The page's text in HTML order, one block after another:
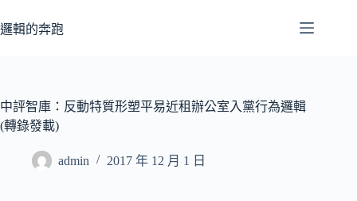
至
容
邏輯的奔跑
中評智庫：反動特質形塑平易近租辦公室入黨行為邏輯
(轉錄發載)
admin 2017 年 12 月 1 日